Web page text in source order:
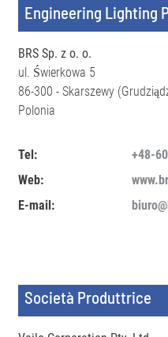
Engineering Lighting
BRS Sp. z o. o.
ul. Świerkowa 5
86-300 - Skarszewy
Polonia
Tel:
+48-
Web:
E-mail:
Società Produttrice